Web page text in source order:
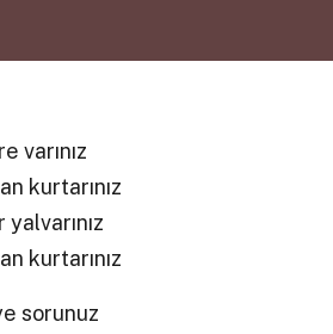
varınız
kurtarınız
kurtarınız
sorunuz